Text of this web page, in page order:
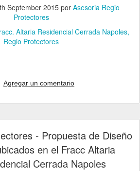
September 2015 por Asesoria Regio
Protectores
Altaria Residencial Cerrada Napoles
Regio Protectores
Agregar un comentario
- Propuesta de Diseño
en el Fracc Altaria
Cerrada Napoles